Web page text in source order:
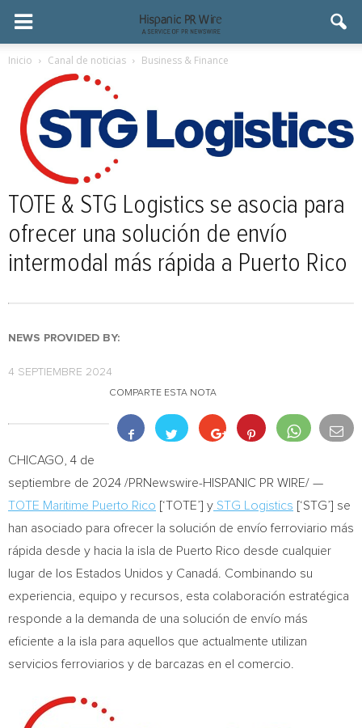
Inicio Canal de noticias Business & Finance
TOTE & STG Logistics se asocia para
ofrecer una solución de envío
intermodal más rápida a Puerto Rico
NEWS PROVIDED BY:
4 SEPTIEMBRE 2024
COMPARTE ESTA NOTA
CHICAGO 4 de
septiembre de 2024 /PRNewswire-HISPANIC PR WIRE/ —
TOTE Maritime Puerto Rico [‘TOTE’] y STG Logistics [‘STG’] se
han asociado para ofrecer la solución de envío ferroviario más
rápida desde y hacia la isla de Puerto Rico desde cualquier
lugar de los Estados Unidos y Canadá. Combinando su
experiencia, equipo y recursos, esta colaboración estratégica
responde a la demanda de una solución de envío más
eficiente a la isla para aquellos que actualmente utilizan
servicios ferroviarios y de barcazas en el comercio.